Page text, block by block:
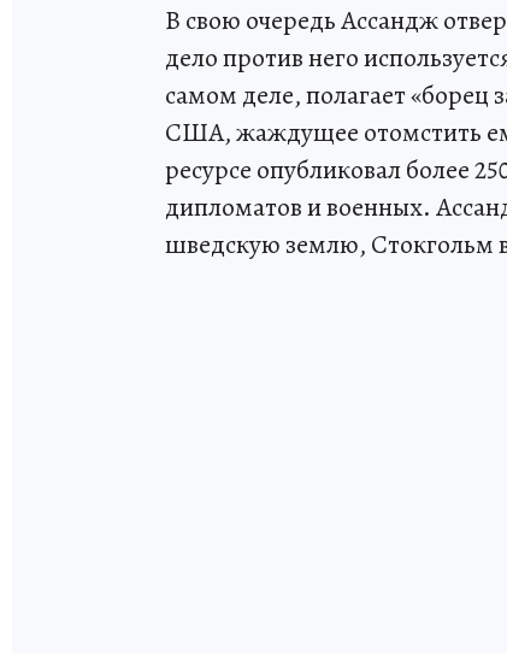
В свою очередь Ассандж
дело против него
самом деле, полагает «борец
США, жаждущее отомстить
ресурсе опубликовал более
дипломатов и военных.
шведскую землю, Стокгольм